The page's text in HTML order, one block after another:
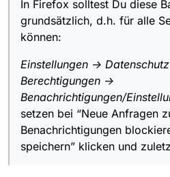
In Firefox solltest Du diese
grundsätzlich, d.h. für alle
können:
Einstellungen ->
Berechtigungen ->
Benachrichtigungen/
setzen bei “Neue Anfragen
Benachrichtigungen
speichern” klicken und